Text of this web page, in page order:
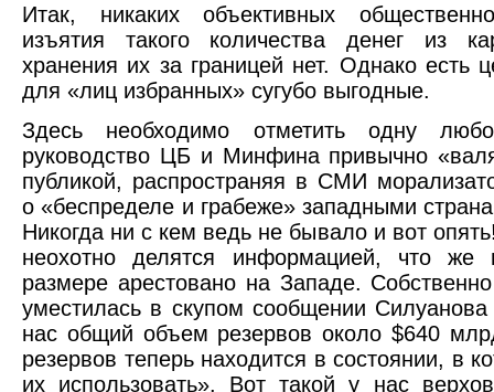
Итак, никаких объективных
изъятия такого количества денег из
хранения их за границей нет. Однако есть
для «лиц избранных» сугубо выгодные.
Здесь необходимо отметить одну
руководство ЦБ и Минфина привычно
публикой, распространяя в СМИ
о «беспределе и грабеже» западными
Никогда ни с кем ведь не бывало и вот
неохотно делятся информацией, что
размере арестовано на Западе.
уместилась в скупом сообщении
нас общий объем резервов около $640
резервов теперь находится в состоянии, в
их использовать». Вот такой у нас